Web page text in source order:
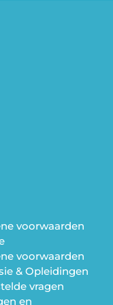
voorwaarden
voorwaarden
& Opleidingen
vragen
en